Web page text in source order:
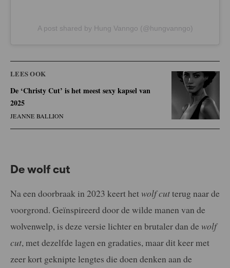
A post shared by Hung Vanngo (@hungvanngo)
LEES OOK
De ‘Christy Cut’ is het meest sexy kapsel van
2025
JEANNE BALLION
De wolf cut
Na een doorbraak in 2023 keert het wolf cutterug naar de
voorgrond. Geïnspireerd door de wilde manen van de
wolvenwelp, is deze versie lichter en brutaler dan de wolf
cut, met dezelfde lagen en gradaties, maar dit keer met
zeer kort geknipte lengtes die doen denken aan de